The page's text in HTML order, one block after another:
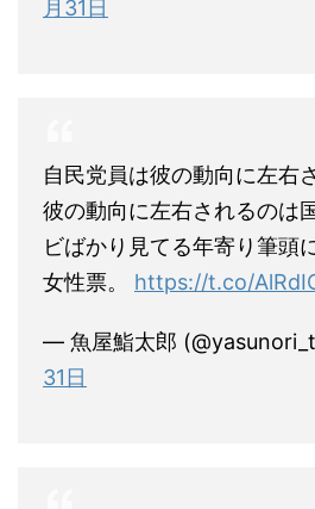
月31日
自民党員は彼の動向に左右
彼の動向に左右されるのは
ビばかり見てる年寄り筆頭
女性票。 https://t.co/
— 魚屋鮨太郎
31日